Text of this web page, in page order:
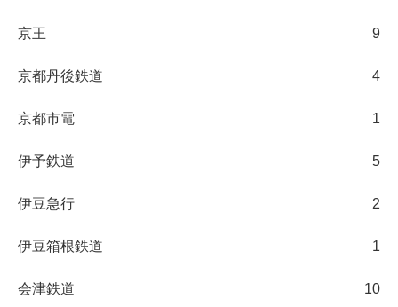
京王 9
京都丹後鉄道 4
京都市電 1
伊予鉄道 5
伊豆急行 2
伊豆箱根鉄道 1
会津鉄道 10